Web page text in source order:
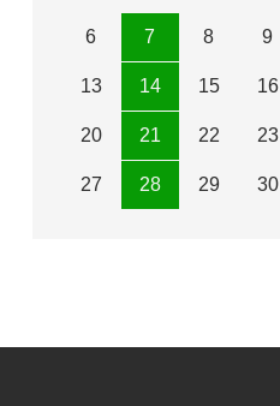
6 7 8 9
13 14 15 16
20 21 22 23
27 28 29 30